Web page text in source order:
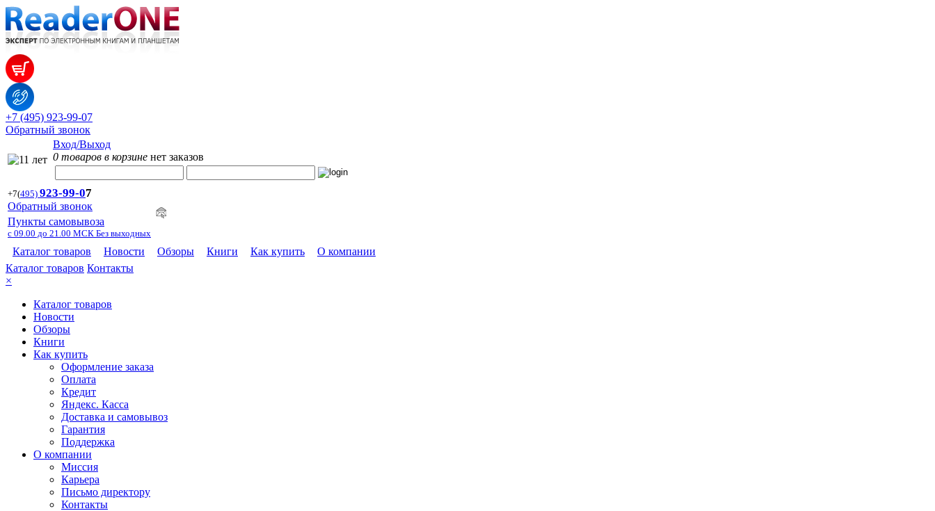
+7 (495) 923-99-07
Обратный звонок
Вход/Выход
0 товаров в корзине нет заказов
+7(495) 923-99-07
Обратный звонок
Пункты самовывоза
с 09.00 до 21.00 МСК Без выходных
Каталог товаров Новости Обзоры Книги Как купить
О компании
Каталог товаров Контакты
×
Каталог товаров
Новости
Обзоры
Книги
Как купить
Оформление заказа
Оплата
Кредит
Яндекс. Касса
Доставка и самовывоз
Гарантия
Поддержка
О компании
Миссия
Карьера
Письмо директору
Контакты